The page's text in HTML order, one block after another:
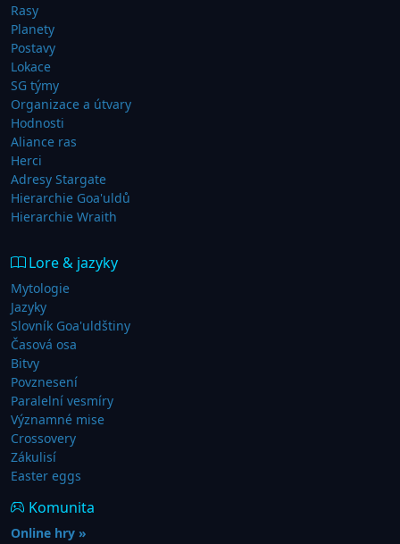
Rasy
Planety
Postavy
Lokace
SG týmy
Organizace a útvary
Hodnosti
Aliance ras
Herci
Adresy Stargate
Hierarchie Goa'uldů
Hierarchie Wraith
Lore & jazyky
Mytologie
Jazyky
Slovník Goa'uldštiny
Časová osa
Bitvy
Povznesení
Paralelní vesmíry
Významné mise
Crossovery
Zákulisí
Easter eggs
Komunita
Online hry »